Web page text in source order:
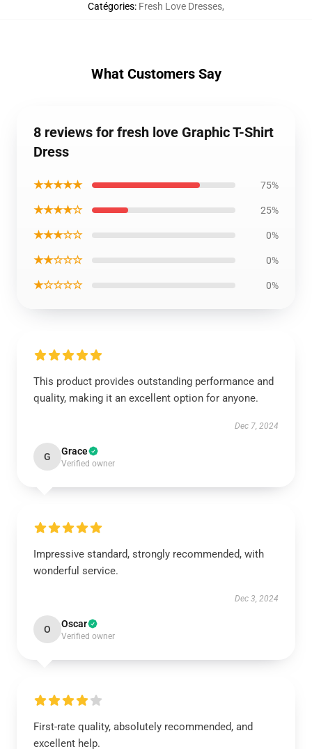
Catégories: Fresh Love Dresses,
What Customers Say
8 reviews for fresh love Graphic T-Shirt
Dress
★★★★★ 75%
★★★★☆ 25%
★★★☆☆ 0%
★★☆☆☆ 0%
★☆☆☆☆ 0%
This product provides outstanding performance and
quality, making it an excellent option for anyone.
Dec 7, 2024
G Grace
Verified owner
Impressive standard, strongly recommended, with
wonderful service.
Dec 3, 2024
O Oscar
Verified owner
First-rate quality, absolutely recommended, and
excellent help.